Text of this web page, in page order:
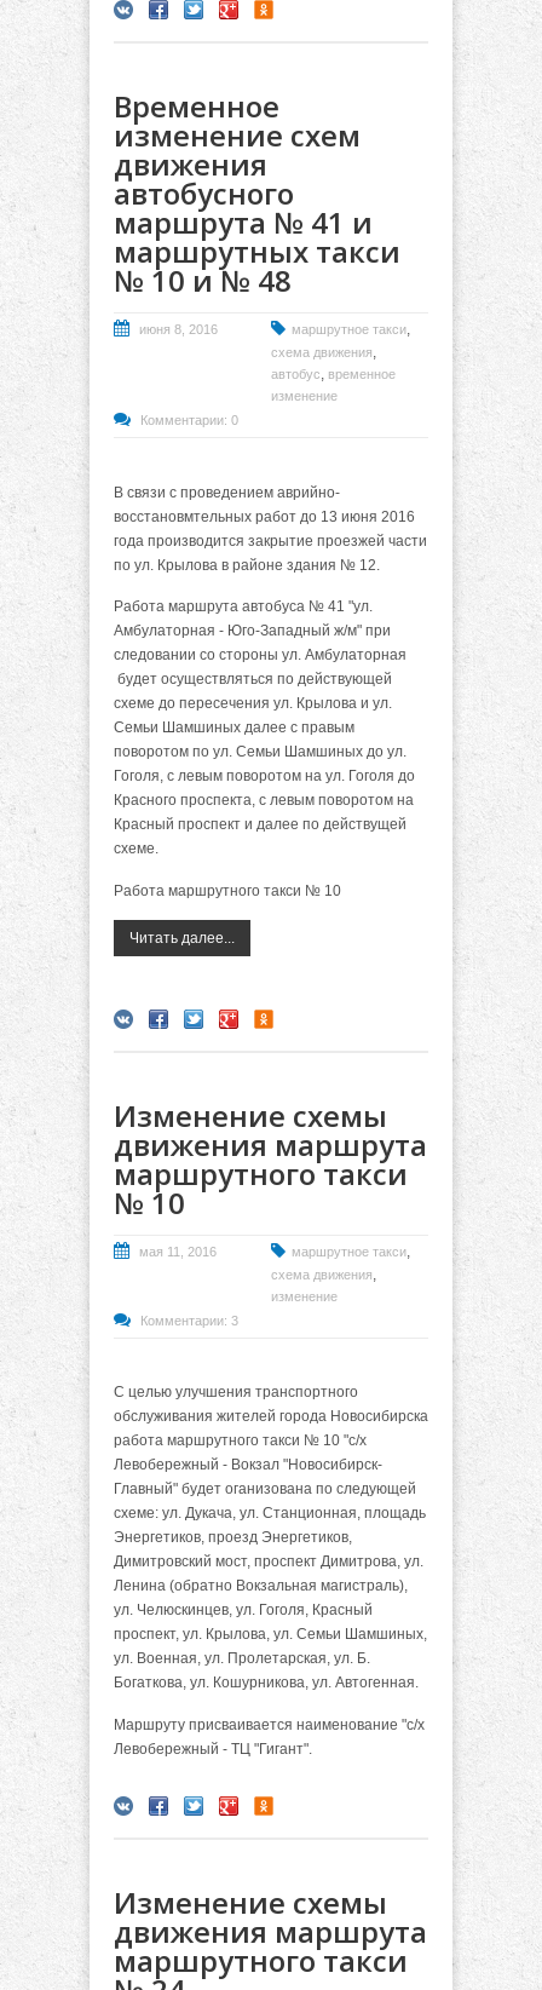
Временное
изменение схем
движения
автобусного
маршрута № 41 и
маршрутных такси
№ 10 и № 48
июня 8, 2016 маршрутное такси,
схема движения,
автобус, временное
изменение
Комментарии: 0
В связи с проведением аврийно-
восстановмтельных работ до 13 июня 2016
года производится закрытие проезжей части
по ул. Крылова в районе здания № 12.
Работа маршрута автобуса № 41 "ул.
Амбулаторная - Юго-Западный ж/м" при
следовании со стороны ул. Амбулаторная
будет осуществляться по действующей
схеме до пересечения ул. Крылова и ул.
Семьи Шамшиных далее с правым
поворотом по ул. Семьи Шамшиных до ул.
Гоголя, с левым поворотом на ул. Гоголя до
Красного проспекта, с левым поворотом на
Красный проспект и далее по действущей
схеме.
Работа маршрутного такси № 10
Читать далее...
Изменение схемы
движения маршрута
маршрутного такси
№ 10
мая 11, 2016 маршрутное такси,
схема движения,
изменение
Комментарии: 3
С целью улучшения транспортного
обслуживания жителей города Новосибирска
работа маршрутного такси № 10 "с/х
Левобережный - Вокзал "Новосибирск-
Главный" будет оганизована по следующей
схеме: ул. Дукача, ул. Станционная, площадь
Энергетиков, проезд Энергетиков,
Димитровский мост, проспект Димитрова, ул.
Ленина (обратно Вокзальная магистраль),
ул. Челюскинцев, ул. Гоголя, Красный
проспект, ул. Крылова, ул. Семьи Шамшиных,
ул. Военная, ул. Пролетарская, ул. Б.
Богаткова, ул. Кошурникова, ул. Автогенная.
Маршруту присваивается наименование "с/х
Левобережный - ТЦ "Гигант".
Изменение схемы
движения маршрута
маршрутного такси